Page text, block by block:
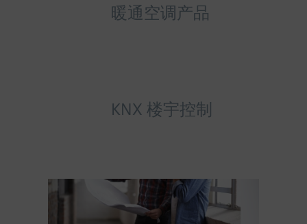
暖通空调产品
KNX 楼宇控制
HIT提供对产品信